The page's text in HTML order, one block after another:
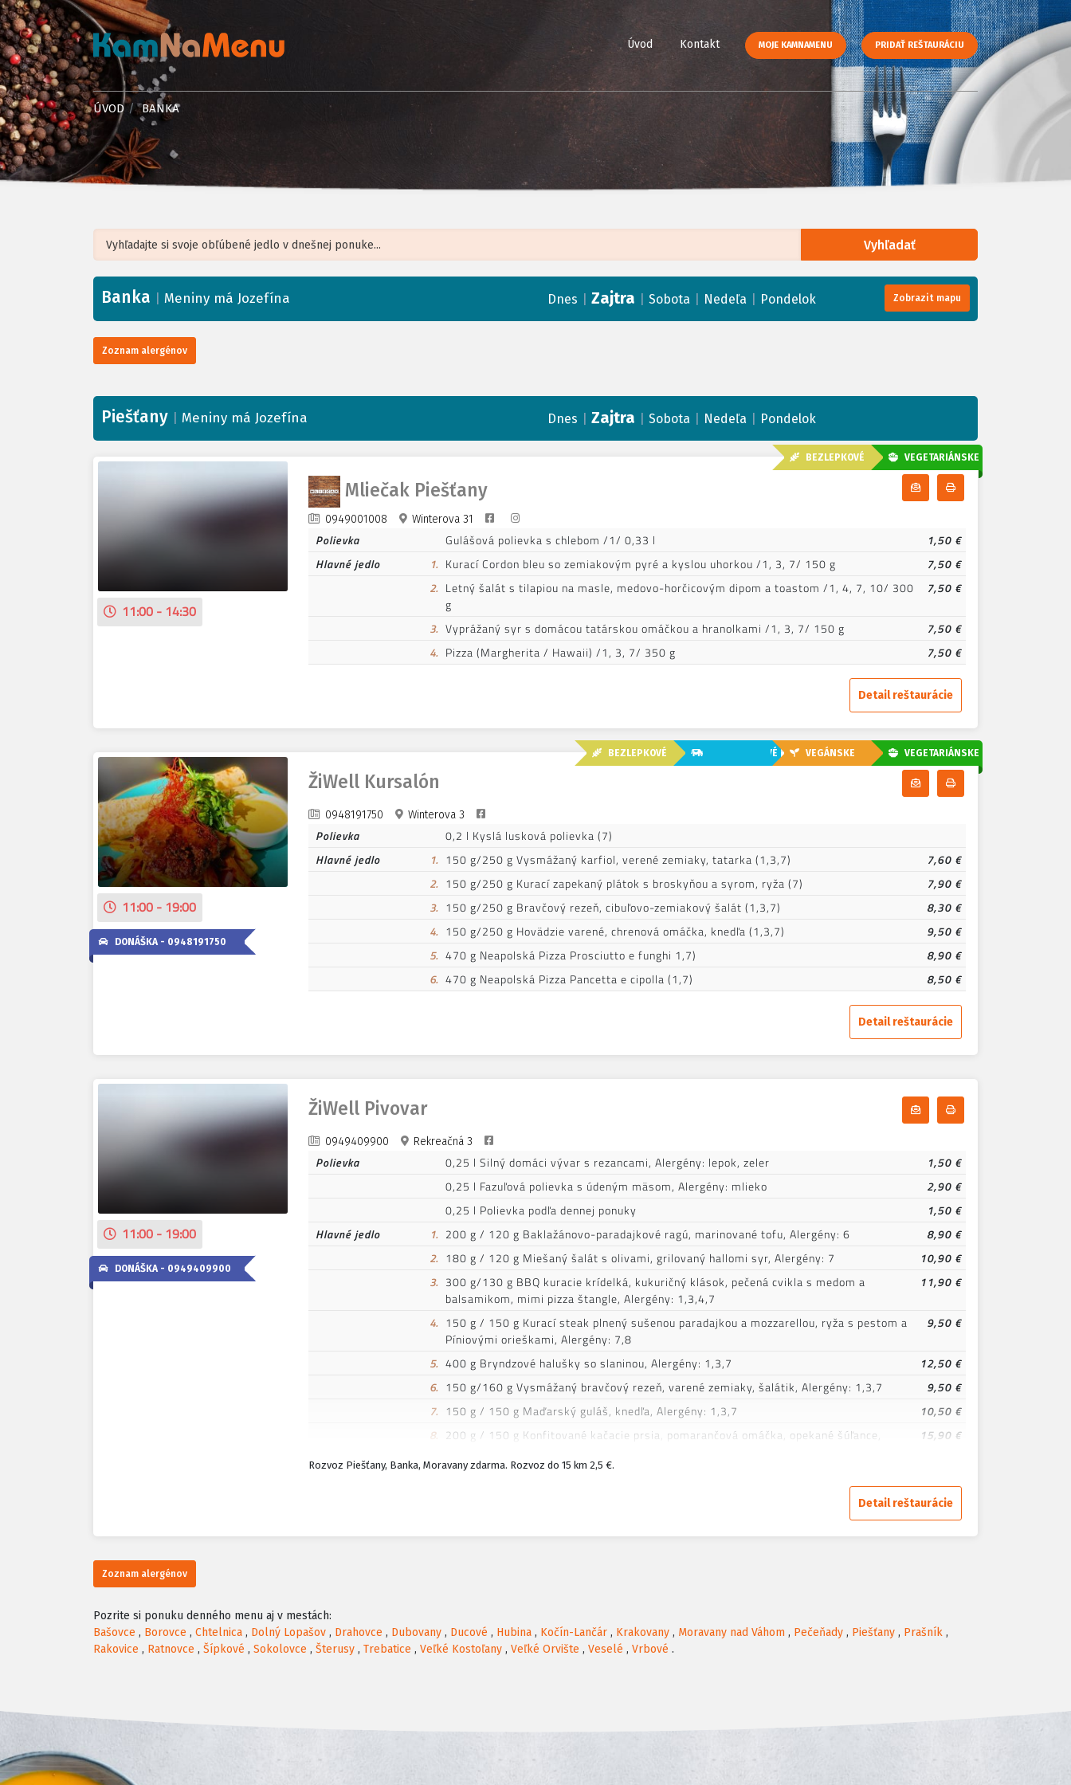
Úvod Kontakt MOJE KAMNAMENU PRIDAŤ REŠTAURÁCIU
ÚVOD BANKA
Vyhľadať
+
−
Banka Meniny má Jozefína Dnes Zajtra Sobota Nedeľa Pondelok Zobrazit mapu
Zoznam alergénov
Piešťany Meniny má Jozefína Dnes Zajtra Sobota Nedeľa Pondelok
BEZLEPKOVÉ VEGETARIÁNSKE
Mliečak Piešťany
0949001008 Winterova 31
Odoberať denné menu
11:00 - 14:30
Polievka Gulášová polievka s chlebom /1/ 0,33 l
1,50 €
Hlavné jedlo
1. Kurací Cordon bleu so zemiakovým pyré a kyslou uhorkou /1, 3, 7/ 150 g
7,50 €
2. Letný šalát s tilapiou na masle, medovo-horčicovým dipom a toastom /1, 4, 7, 10/ 300
g
7,50 €
3. Vyprážaný syr s domácou tatárskou omáčkou a hranolkami /1, 3, 7/ 150 g
7,50 €
4. Pizza (Margherita / Hawaii) /1, 3, 7/ 350 g 7,50 €
Detail reštaurácie
BEZLEPKOVÉ BEZLAKTÓZOVÉ VEGÁNSKE VEGETARIÁNSKE
ŽiWell Kursalón
0948191750 Winterova 3
Odoberať denné menu
DONÁŠKA - 0948191750
11:00 - 19:00
Polievka
0,2 l Kyslá lusková polievka (7)
Hlavné jedlo
1. 150 g/250 g Vysmážaný karfiol, verené zemiaky, tatarka (1,3,7)
7,60 €
2. 150 g/250 g Kurací zapekaný plátok s broskyňou a syrom, ryža (7)
7,90 €
3. 150 g/250 g Bravčový rezeň, cibuľovo-zemiakový šalát (1,3,7)
8,30 €
4. 150 g/250 g Hovädzie varené, chrenová omáčka, knedľa (1,3,7)
9,50 €
5. 470 g Neapolská Pizza Prosciutto e funghi 1,7)
8,90 €
6. 470 g Neapolská Pizza Pancetta e cipolla (1,7) 8,50 €
Detail reštaurácie
ŽiWell Pivovar
0949409900 Rekreačná 3
Odoberať denné menu
DONÁŠKA - 0949409900
11:00 - 19:00
Polievka 0,25 l Silný domáci vývar s rezancami, Alergény: lepok, zeler
1,50 €
0,25 l Fazuľová polievka s údeným mäsom, Alergény: mlieko
2,90 €
0,25 l Polievka podľa dennej ponuky
1,50 €
Hlavné jedlo
1. 200 g / 120 g Baklažánovo-paradajkové ragú, marinované tofu, Alergény: 6
8,90 €
2. 180 g / 120 g Miešaný šalát s olivami, grilovaný hallomi syr, Alergény: 7
10,90 €
3. 300 g/130 g BBQ kuracie krídelká, kukuričný klások, pečená cvikla s medom a
balsamikom, mimi pizza štangle, Alergény: 1,3,4,7
11,90 €
4. 150 g / 150 g Kurací steak plnený sušenou paradajkou a mozzarellou, ryža s pestom a
Píniovými orieškami, Alergény: 7,8
9,50 €
5. 400 g Bryndzové halušky so slaninou, Alergény: 1,3,7
12,50 €
6. 150 g/160 g Vysmážaný bravčový rezeň, varené zemiaky, šalátik, Alergény: 1,3,7
9,50 €
7. 150 g / 150 g Maďarský guláš, knedľa, Alergény: 1,3,7
10,50 €
8. 200 g / 150 g Konfitované kačacie prsia, pomarančová omáčka, opekané šúľance,
15,90 €
180 g / 150 g Pivovarský hovädzí guláš, žemľová knedľa, Alergény: 1,3,7,11
500 g Pečené bravčové rebierka s domácou BBQ omáčkou, chlieb, Alergény: 1,10
14,90 €
800 g Pečené bavorské koleno s kosťou, kyslá obloha, chlieb, Alergény: 1,10
17,90 €
Rozvoz Piešťany, Banka, Moravany zdarma. Rozvoz do 15 km 2,5 €.
Detail reštaurácie
Zoznam alergénov
Pozrite si ponuku denného menu aj v mestách:
Bašovce , Borovce , Chtelnica , Dolný Lopašov , Drahovce , Dubovany , Ducové , Hubina , Kočín-Lančár , Krakovany , Moravany nad Váhom , Pečeňady , Piešťany , Prašník ,
Rakovice , Ratnovce , Šípkové , Sokolovce , Šterusy , Trebatice , Veľké Kostoľany , Veľké Orvište , Veselé , Vrbové .